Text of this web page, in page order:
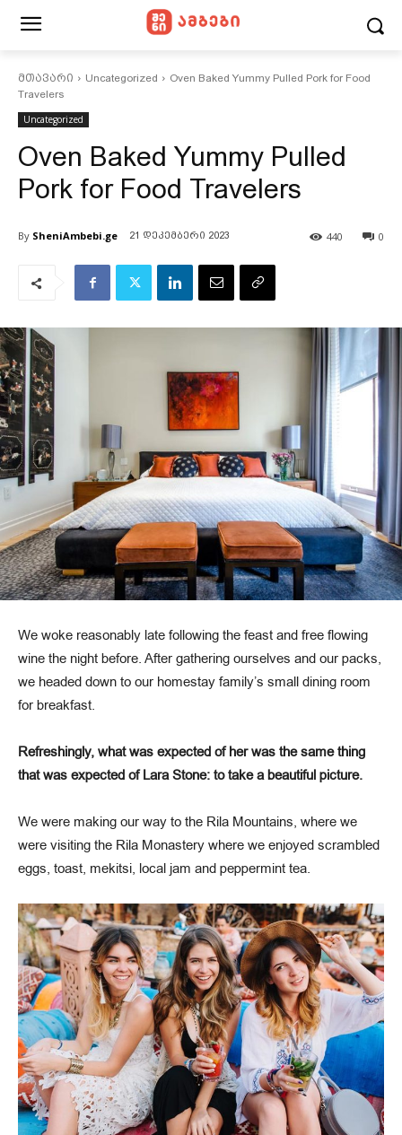
მთავარი Uncategorized
Oven Baked Yummy Pulled Pork for Food
Travelers
Uncategorized
Oven Baked Yummy Pulled
Pork for Food Travelers
By SheniAmbebi.ge 21 დეკემბერი 2023 0
440
We woke reasonably late following the feast and free flowing
wine the night before. After gathering ourselves and our packs,
we headed down to our homestay family’s small dining room
for breakfast.
Refreshingly, what was expected of her was the same thing
that was expected of Lara Stone: to take a beautiful picture.
We were making our way to the Rila Mountains, where we
were visiting the Rila Monastery where we enjoyed scrambled
eggs, toast, mekitsi, local jam and peppermint tea.